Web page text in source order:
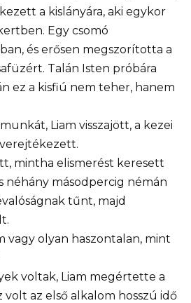
a kislányára, aki egykor
Egy csomó
és erősen megszorította a
Talán Isten próbára
ez a kisfiú nem teher, hanem
Liam visszajött, a kezei
mintha elismerést keresett
néhány másodpercig némán
tűnt, majd
vagy olyan haszontalan, mint
voltak, Liam megértette a
volt az első alkalom hosszú idő